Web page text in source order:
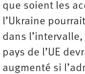
que soient les
l’Ukraine
dans
pays de l’UE
augmenté si